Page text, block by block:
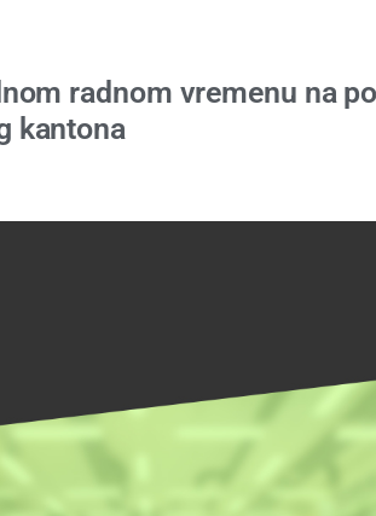
radnom vremenu na
kantona